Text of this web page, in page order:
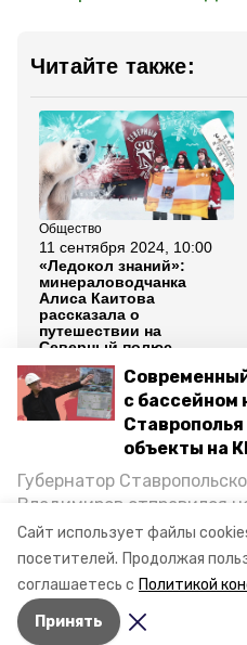
Сайт использует файлы
посетителей. Продолжая
соглашаетесь с Политикой
Принять
с бассейном
объекты на
Губернатор
Владимиров отправился
Минеральные Воды, чтобы
строительство объектов
Минводах, а также
постройке новых точек
жителей. Подробнее — в
Читайте также:
Общество
11 сентября 2024, 10:00
«Ледокол знаний»:
минераловодчанка
Алиса Каитова
рассказала о
путешествии на
Северный полюс
Все новости
многодетные семьи
Авторы: Ирина Борисова